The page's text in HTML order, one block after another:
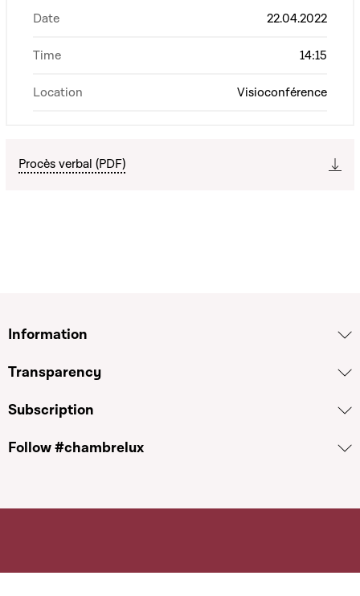
Date 22.04.2022
Time 14:15
Location Visioconférence
Procès verbal (PDF)
Information
Transparency
Subscription
Follow #chambrelux